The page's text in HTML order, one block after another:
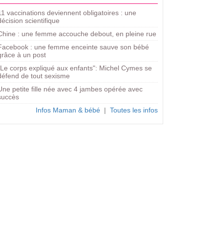
vaccinations deviennent obligatoires : une
scientifique
: une femme accouche debout, en pleine rue
: une femme enceinte sauve son bébé
à un post
corps expliqué aux enfants": Michel Cymes se
de tout sexisme
petite fille née avec 4 jambes opérée avec
Infos Maman & bébé | Toutes les infos